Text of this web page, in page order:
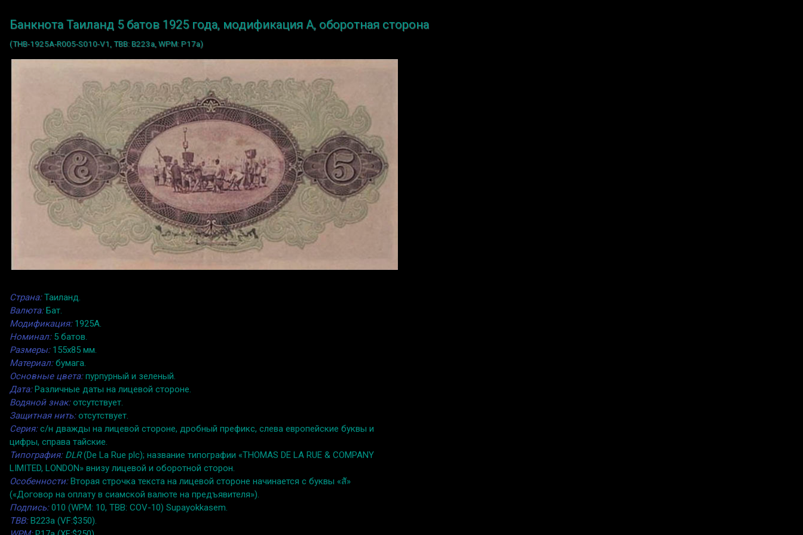
Банкнота Таиланд 5 батов 1925 года, модификация A, оборотная сторона
(THB-1925A-R005-S010-V1, TBB: B223a, WPM: P17a)
Страна:Таиланд.
Валюта:Бат.
Модификация:1925A.
Номинал:5 батов.
Размеры:155x85 мм.
Материал:бумага.
Основные цвета:пурпурный и зеленый.
Дата:Различные даты на лицевой стороне.
Водяной знак:отсутствует.
Защитная нить:отсутствует.
Серия:с/н дважды на лицевой стороне, дробный префикс, слева европейские буквы и
цифры, справа тайские.
Типография: DLR(De La Rue plc); название типографии «THOMAS DE LA RUE & COMPANY
LIMITED, LONDON» внизу лицевой и оборотной сторон.
Особенности:Вторая строчка текста на лицевой стороне начинается с буквы «สั»
(«Договор на оплату в сиамской валюте на предъявителя»).
Подпись:010 (WPM: 10, TBB: COV-10) Supayokkasem.
TBB:B223a (VF:$350).